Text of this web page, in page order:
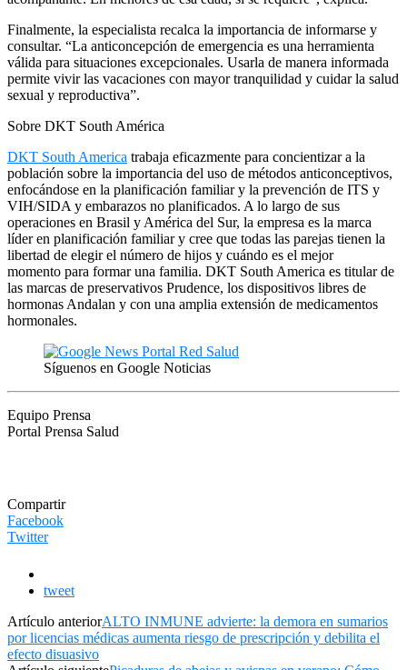
Finalmente, la especialista recalca la importancia de informarse y
consultar. “La anticoncepción de emergencia es una herramienta
válida para situaciones excepcionales. Usarla de manera informada
permite vivir las vacaciones con mayor tranquilidad y cuidar la salud
sexual y reproductiva”.
Sobre DKT South América
DKT South America trabaja eficazmente para concientizar a la
población sobre la importancia del uso de métodos anticonceptivos,
enfocándose en la planificación familiar y la prevención de ITS y
VIH/SIDA y embarazos no planificados. A lo largo de sus
operaciones en Brasil y América del Sur, la empresa es la marca
líder en planificación familiar y cree que todas las parejas tienen la
libertad de elegir el número de hijos y cuándo es el mejor
momento para formar una familia. DKT South America es titular de
las marcas de preservativos Prudence, los dispositivos libres de
hormonas Andalan y con una amplia extensión de medicamentos
hormonales.
Síguenos en Google Noticias
Equipo Prensa
Portal Prensa Salud
Compartir
Facebook
Twitter
tweet
Artículo anteriorALTO INMUNE advierte: la demora en sumarios
por licencias médicas aumenta riesgo de prescripción y debilita el
efecto disuasivo